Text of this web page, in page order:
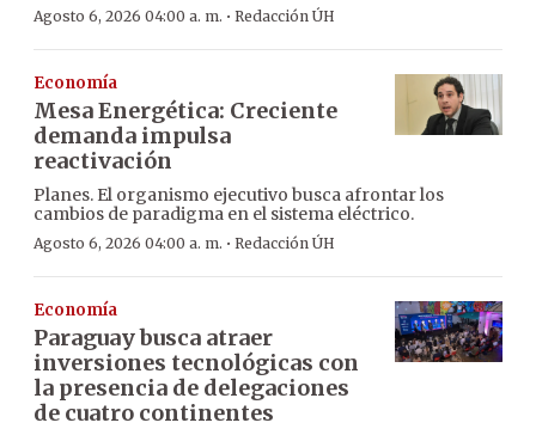
Agosto 6, 2026 04:00 a. m. · Redacción ÚH
Economía
Mesa Energética: Creciente
demanda impulsa
reactivación
Planes. El organismo ejecutivo busca afrontar los
cambios de paradigma en el sistema eléctrico.
Agosto 6, 2026 04:00 a. m. · Redacción ÚH
Economía
Paraguay busca atraer
inversiones tecnológicas con
la presencia de delegaciones
de cuatro continentes